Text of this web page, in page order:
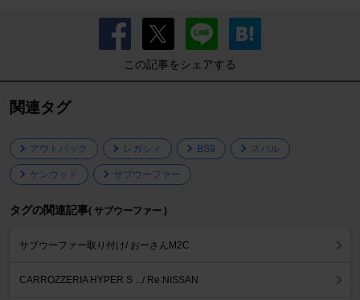
この記事をシェアする
関連タグ
アウトバック レガシィ BS9 スバル
ケンウッド サブウーファー
タグの関連記事( サブウーファー )
サブウーファー取り付け/ おーさんM2C
CARROZZERIA HYPER S .../ Re:NISSAN